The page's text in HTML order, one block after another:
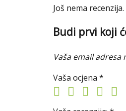
Još nema recenzija.
Budi prvi koji
Vaša email adresa
Vaša ocjena *